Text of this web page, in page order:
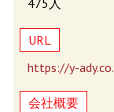
475人
URL
https://y-
会社概要